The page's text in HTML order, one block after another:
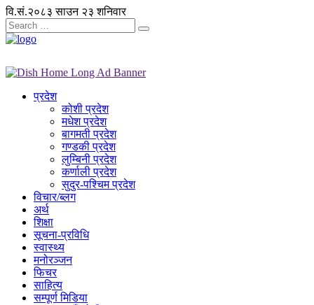
वि.सं.२०८३ साउन २३ शनिवार
प्रदेश
कोशी प्रदेश
मधेश प्रदेश
बागमती प्रदेश
गण्डकी प्रदेश
लुम्बिनी प्रदेश
कर्णाली प्रदेश
सुदुर-पश्चिम प्रदेश
विचार/ब्लग
अर्थ
शिक्षा
सूचना-प्रविधि
स्वास्थ्य
मनोरञ्जन
फिचर
साहित्य
सम्पूर्ण मिडिया